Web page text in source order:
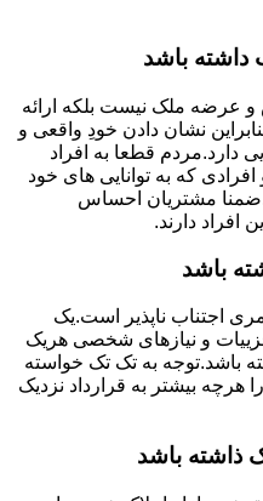
داشته باشد
ملک نیست بلکه ارائه
نشان دادن خودِ واقعی و
دارد.مردم قطعا به افراد
که به توانایی های خود
مشتریان احساس
افراد دارند.
باشد
اجتناب ناپذیر است.یک
و نیازهای شخصی هریک
باشد.توجه به تک تک خواسته
هرچه بیشتر به قرارداد نزدیک
ذاشته باشد